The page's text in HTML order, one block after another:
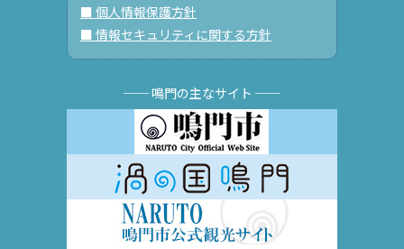
■ 個人情報保護方針
■ 情報セキュリティに関する方針
── 鳴門の主なサイト ──